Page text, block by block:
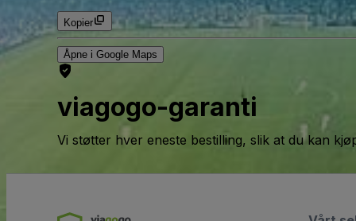
Kopier
Åpne i Google Maps
viagogo-garanti
Vi støtter hver eneste bestilling, slik at du kan